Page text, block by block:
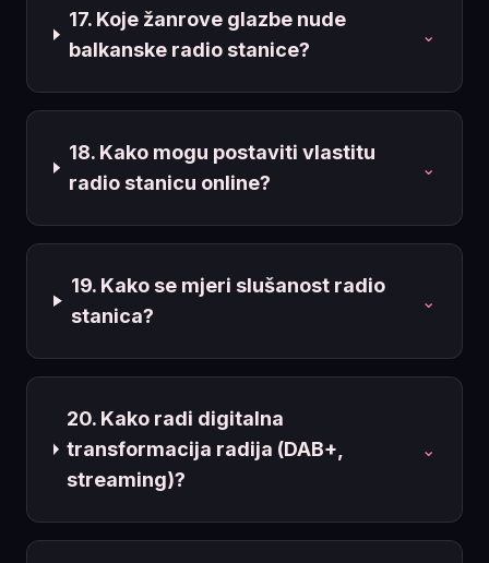
17. Koje žanrove glazbe nude
balkanske radio stanice?
⌄
18. Kako mogu postaviti vlastitu
radio stanicu online?
⌄
19. Kako se mjeri slušanost radio
stanica?
⌄
20. Kako radi digitalna
transformacija radija (DAB+,
streaming)?
⌄